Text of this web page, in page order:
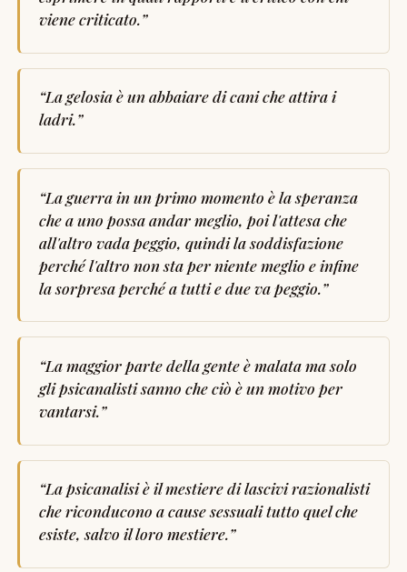
viene criticato.”
“La gelosia è un abbaiare di cani che attira i
ladri.”
“La guerra in un primo momento è la speranza
che a uno possa andar meglio, poi l'attesa che
all'altro vada peggio, quindi la soddisfazione
perché l'altro non sta per niente meglio e infine
la sorpresa perché a tutti e due va peggio.”
“La maggior parte della gente è malata ma solo
gli psicanalisti sanno che ciò è un motivo per
vantarsi.”
“La psicanalisi è il mestiere di lascivi razionalisti
che riconducono a cause sessuali tutto quel che
esiste, salvo il loro mestiere.”